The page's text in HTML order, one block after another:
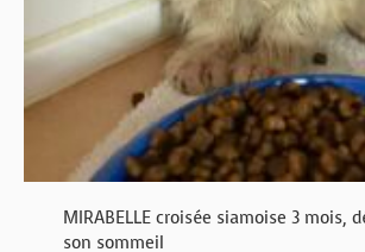
MIRABELLE croisée siamoise 3 mois,
son sommeil